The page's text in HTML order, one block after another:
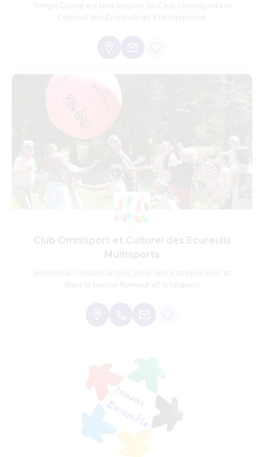
Temps Danse est une section du Club Omnisports et
Culturel des Écureuils de Marcheprime.
Club Omnisport et Culturel des Ecureuils
Multisports
Section accessible à tous, pour une pratique loisir et
dans la bonne humeur et le respect